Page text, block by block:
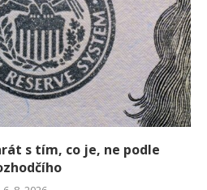
s tím, co je, ne podle